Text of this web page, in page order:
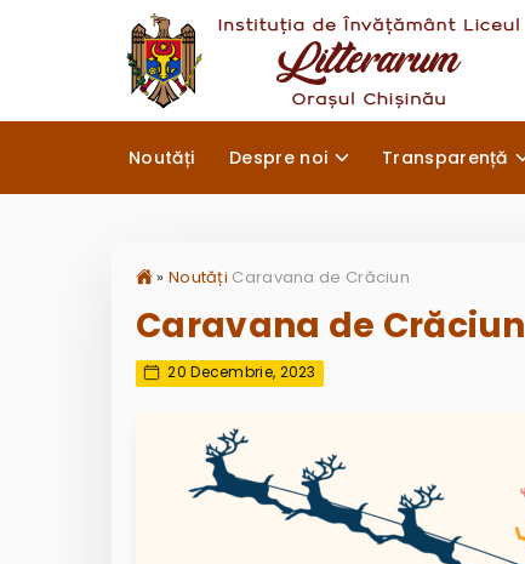
Noutăți Despre noi Transparență
» Noutăți Caravana de Crăciun
Caravana de Crăciun
20 Decembrie, 2023